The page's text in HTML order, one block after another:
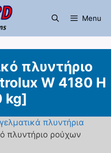
Menu
πλυντήριο
W 4180 H
kg]
πλυντήρια
πλυντήριο ρούχων